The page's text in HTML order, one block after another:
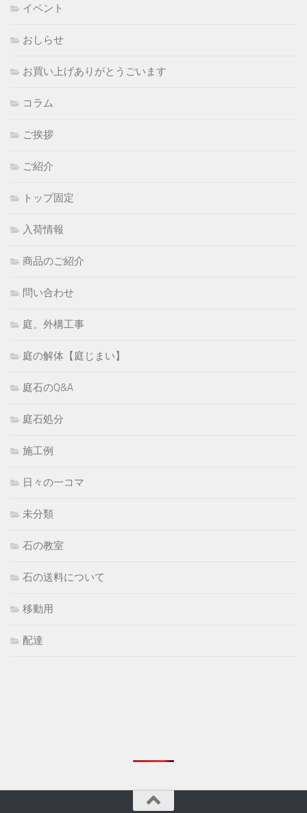
イベント
おしらせ
お買い上げありがとうごいます
コラム
ご挨拶
ご紹介
トップ固定
入荷情報
商品のご紹介
問い合わせ
庭。外構工事
庭の解体【庭じまい】
庭石のQ&A
庭石処分
施工例
日々の一コマ
未分類
石の教室
石の送料について
移動用
配達